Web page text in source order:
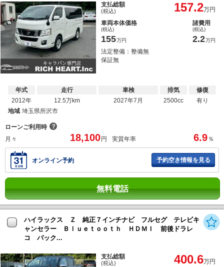
支払総額
(税込) 157.2万円
車両本体価格
(税込)
155万円
諸費用
(税込)
2.2万円
法定整備：整備無
保証無
年式
2012年
走行
12.5万km
車検
2027年7月
排気
2500cc
修復
有り
地域 埼玉県所沢市
ローンご利用時 ？
月々
18,100 円 実質年率 6.9 ％
オンライン予約 予約空き情報を見る
無料電話
ハイラックス Ｚ 純正７インチナビ フルセグ テレビキ
ャンセラー Ｂｌｕｅｔｏｏｔｈ ＨＤＭＩ 前後ドラレ
コ バック...
支払総額
(税込) 400.6万円